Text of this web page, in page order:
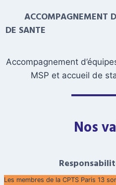
ACCOMPAGNEMENT
DE
Accompagnement
MSP et accueil de
Nos
Les membres de la CPTS Paris 13